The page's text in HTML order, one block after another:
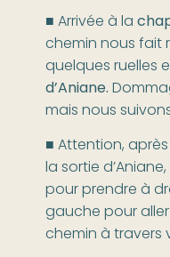
■ Arrivée à la
chemin nous fait
quelques ruelles
d’Aniane.
mais nous
■ Attention,
la sortie
pour prendre à
gauche pour
chemin à travers